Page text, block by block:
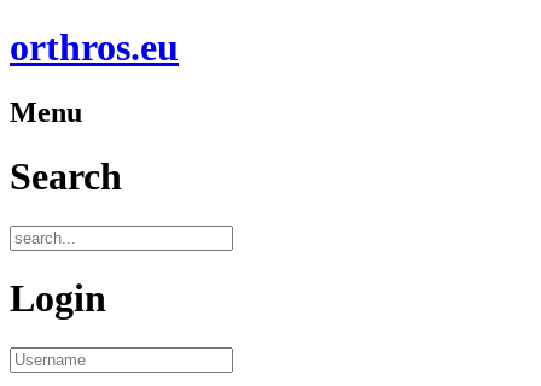
orthros.eu
Menu
Search
Login